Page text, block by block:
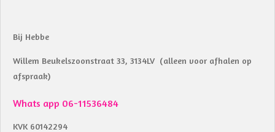
Bij Hebbe
Willem Beukelszoonstraat 33, 3134LV (alleen voor afhalen op
afspraak)
Whats app 06-11536484
KVK 60142294